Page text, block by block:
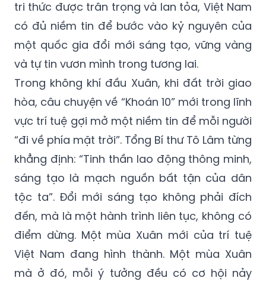
tri thức được trân trọng và lan tỏa, Việt Nam
có đủ niềm tin để bước vào kỷ nguyên của
một quốc gia đổi mới sáng tạo, vững vàng
và tự tin vươn mình trong tương lai.
Trong không khí đầu Xuân, khi đất trời giao
hòa, câu chuyện về “Khoán 10” mới trong lĩnh
vực trí tuệ gợi mở một niềm tin để mỗi người
“đi về phía mặt trời”. Tổng Bí thư Tô Lâm từng
khẳng định: “Tinh thần lao động thông minh,
sáng tạo là mạch nguồn bất tận của dân
tộc ta”. Đổi mới sáng tạo không phải đích
đến, mà là một hành trình liên tục, không có
điểm dừng. Một mùa Xuân mới của trí tuệ
Việt Nam đang hình thành. Một mùa Xuân
mà ở đó, mỗi ý tưởng đều có cơ hội nảy